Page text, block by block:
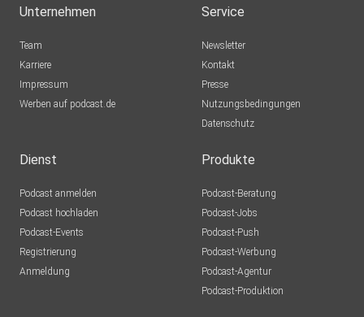
Unternehmen
Team
Karriere
Impressum
Werben auf podcast.de
Service
Newsletter
Kontakt
Presse
Nutzungsbedingungen
Datenschutz
Dienst
Podcast anmelden
Podcast hochladen
Podcast-Events
Registrierung
Anmeldung
Produkte
Podcast-Beratung
Podcast-Jobs
Podcast-Push
Podcast-Werbung
Podcast-Agentur
Podcast-Produktion